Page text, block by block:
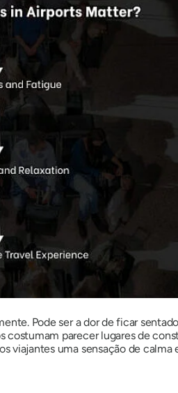
Pode ser a dor de ficar
costumam parecer lugares de
viajantes uma sensação de